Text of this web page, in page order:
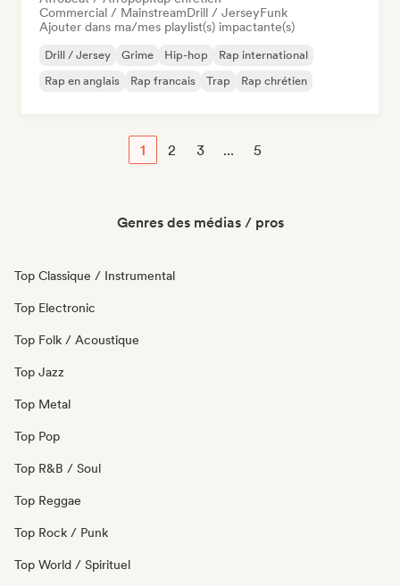
Commercial / MainstreamDrill / JerseyFunk
Ajouter dans ma/mes playlist(s) impactante(s)
Drill / Jersey Grime Hip-hop
Rap international
Rap en anglais
Rap francais Trap Rap chrétien
1 2 3 ... 5
Genres des médias / pros
Top Classique / Instrumental
Top Electronic
Top Folk / Acoustique
Top Jazz
Top Metal
Top Pop
Top R&B / Soul
Top Reggae
Top Rock / Punk
Top World / Spirituel